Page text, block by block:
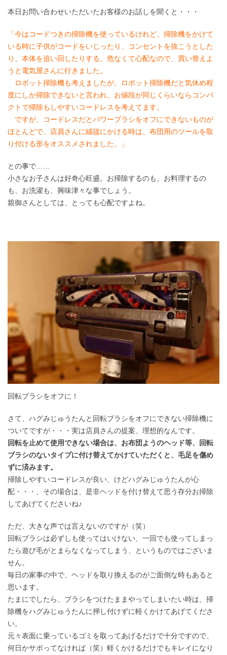
本日お問い合わせいただいたお客様のお話しを聞くと・・・
「今はコードつきの掃除機を使っているけれど、掃除機をかけて
いる時に子供がコードをいじったり、コンセントを抜こうとした
り、本体を追い回したりする。危なくて心配なので、買い替えよ
うと電気屋さんに行きました。
ロボット掃除機も考えましたが、ロボット掃除機だと気休め程
度にしか掃除できないと言われ、お値段が同じくらいならコンパ
クトで掃除もしやすいコードレスを考えてます。
ですが、コードレスだとパワーブラシをオフにできないものが
ほとんどで、店員さんに絨毯にかける時は、布団用のツールを取
り付ける形をオススメされました。」
との事で……
小さなお子さんは好奇心旺盛。お掃除するのも、お料理するの
も、お洗濯も、興味津々な事でしょう。
親御さんとしては、とっても心配ですよね。
回転ブラシをオフに！
さて、ハグみじゅうたんと回転ブラシをオフにできない掃除機に
ついてですが・・・実は店員さんの提案、理想的なんです。
回転を止めて使用できない場合は、お布団ようのヘッド等、回転
ブラシのないタイプに付け替えてかけていただくと、毛足を傷め
ずに済みます。
掃除しやすいコードレスが良い、けどハグみじゅうたんが心
配・・・、その場合は、是非ヘッドを付け替えて思う存分お掃除
してあげてくださいね♪
ただ、大きな声では言えないのですが（笑）
回転ブラシは必ずしも使ってはいけない、一回でも使ってしまっ
たら遊び毛がとまらなくなってしまう、というものではございま
せん。
毎日の家事の中で、ヘッドを取り換えるのがご面倒な時もあると
思います。
たまにでしたら、ブラシをつけたままやってしまいたい時は、掃
除機をハグみじゅうたんに押し付けずに軽くかけてあげてくださ
い。
元々表面に乗っているゴミを取ってあげるだけで十分ですので、
何日かサボってなければ（笑）軽くかけるだけでもキレイになり